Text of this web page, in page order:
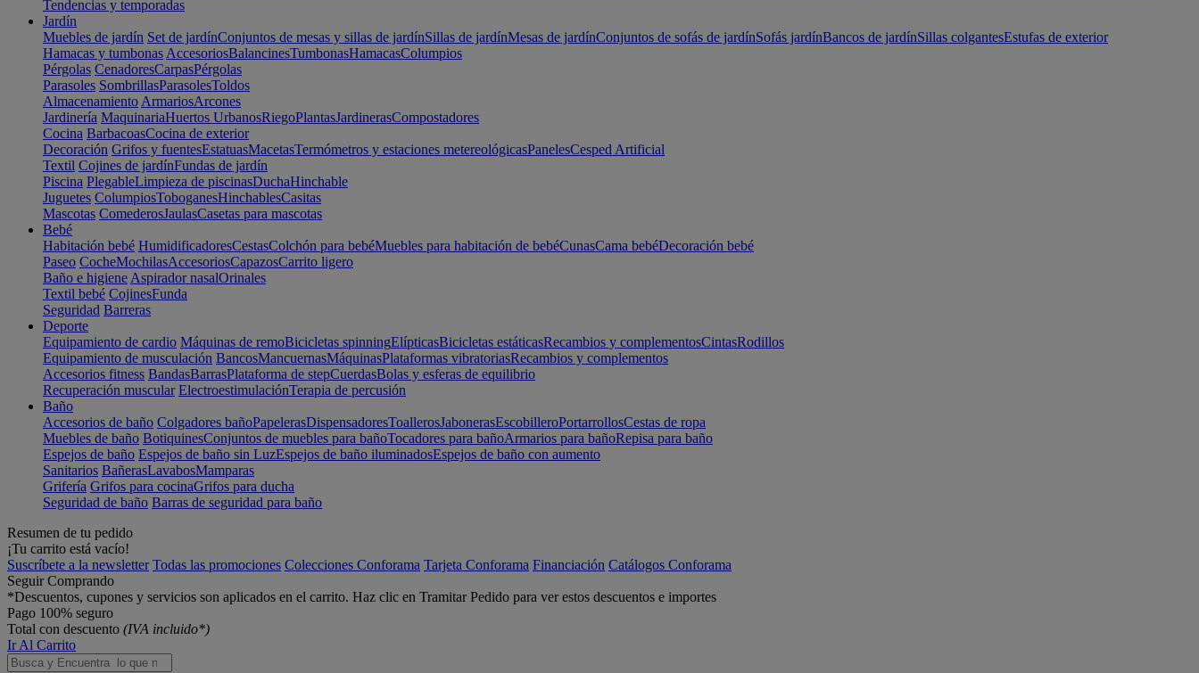
Tendencias y temporadas
Jardín
Muebles de jardín Set de jardínConjuntos de mesas y sillas de jardínSillas de jardínMesas de jardínConjuntos de sofás de jardínSofás jardínBancos de jardínSillas colgantesEstufas de exterior
Hamacas y tumbonas AccesoriosBalancinesTumbonasHamacasColumpios
Pérgolas CenadoresCarpasPérgolas
Parasoles SombrillasParasolesToldos
Almacenamiento ArmariosArcones
Jardinería MaquinariaHuertos UrbanosRiegoPlantasJardinerasCompostadores
Cocina BarbacoasCocina de exterior
Decoración Grifos y fuentesEstatuasMacetasTermómetros y estaciones metereológicasPanelesCesped Artificial
Textil Cojines de jardínFundas de jardín
Piscina PlegableLimpieza de piscinasDuchaHinchable
Juguetes ColumpiosToboganesHinchablesCasitas
Mascotas ComederosJaulasCasetas para mascotas
Bebé
Habitación bebé HumidificadoresCestasColchón para bebéMuebles para habitación de bebéCunasCama bebéDecoración bebé
Paseo CocheMochilasAccesoriosCapazosCarrito ligero
Baño e higiene Aspirador nasalOrinales
Textil bebé CojinesFunda
Seguridad Barreras
Deporte
Equipamiento de cardio Máquinas de remoBicicletas spinningElípticasBicicletas estáticasRecambios y complementosCintasRodillos
Equipamiento de musculación BancosMancuernasMáquinasPlataformas vibratoriasRecambios y complementos
Accesorios fitness BandasBarrasPlataforma de stepCuerdasBolas y esferas de equilibrio
Recuperación muscular ElectroestimulaciónTerapia de percusión
Baño
Accesorios de baño Colgadores bañoPapelerasDispensadoresToallerosJabonerasEscobilleroPortarrollosCestas de ropa
Muebles de baño BotiquinesConjuntos de muebles para bañoTocadores para bañoArmarios para bañoRepisa para baño
Espejos de baño Espejos de baño sin LuzEspejos de baño iluminadosEspejos de baño con aumento
Sanitarios BañerasLavabosMamparas
Grifería Grifos para cocinaGrifos para ducha
Seguridad de baño Barras de seguridad para baño
Resumen de tu pedido
¡Tu carrito está vacío!
Suscríbete a la newsletter Todas las promociones Colecciones Conforama Tarjeta Conforama Financiación Catálogos Conforama
Seguir Comprando
*Descuentos, cupones y servicios son aplicados en el carrito. Haz clic en Tramitar Pedido para ver estos descuentos e importes
Pago 100% seguro
Total con descuento (IVA incluido*)
Ir Al Carrito